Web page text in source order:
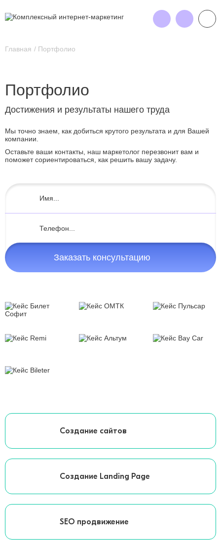
Главная Портфолио
Портфолио
Достижения и результаты нашего труда
Мы точно знаем, как добиться крутого результата и для Вашей
компании.
Оставьте ваши контакты, наш маркетолог перезвонит вам и
поможет сориентироваться, как решить вашу задачу.
Заказать консультацию
Создание сайтов
Создание Landing Page
SEO продвижение